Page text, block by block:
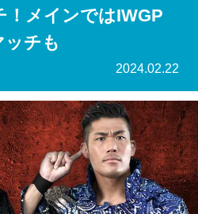
！メインではIWGP
ッチも
2024.02.22